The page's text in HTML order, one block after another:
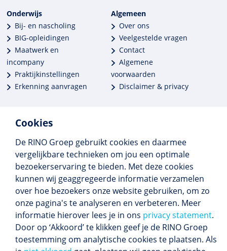
Cookies
De RINO Groep gebruikt cookies en daarmee
vergelijkbare technieken om jou een optimale
bezoekerservaring te bieden. Met deze cookies
kunnen wij geaggregeerde informatie verzamelen
over hoe bezoekers onze website gebruiken, om zo
onze pagina's te analyseren en verbeteren. Meer
informatie hierover lees je in ons privacy statement.
Door op ‘Akkoord’ te klikken geef je de RINO Groep
toestemming om analytische cookies te plaatsen. Als
Onderwijs
Bij- en nascholing
BIG-opleidingen
Maatwerk en
incompany
Praktijkinstellingen
Erkenning aanvragen
Algemeen
Over ons
Veelgestelde vragen
Contact
Algemene
voorwaarden
Disclaimer & privacy
Meer dan 250 opleidingen
Alle BIG-opleidingen in huis
Cedeo-erkend en CRKBO-geregistreerd
Gemiddelde beoordeling 8,4
Volg ons
Blijf op de hoogte van het (nieuwe) scholings­